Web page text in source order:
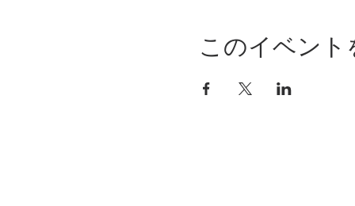
このイベント